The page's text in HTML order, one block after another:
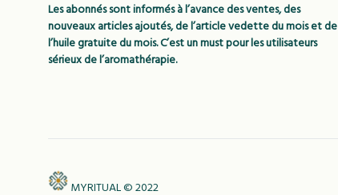
Les abonnés sont informés à l’avance des ventes, des
nouveaux articles ajoutés, de l’article vedette du mois et de
l’huile gratuite du mois. C’est un must pour les utilisateurs
sérieux de l’aromathérapie.
MYRITUAL © 2022